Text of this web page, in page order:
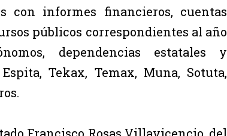
con informes financieros, cuentas
públicos correspondientes al año
dependencias estatales y
Tekax, Temax, Muna, Sotuta,